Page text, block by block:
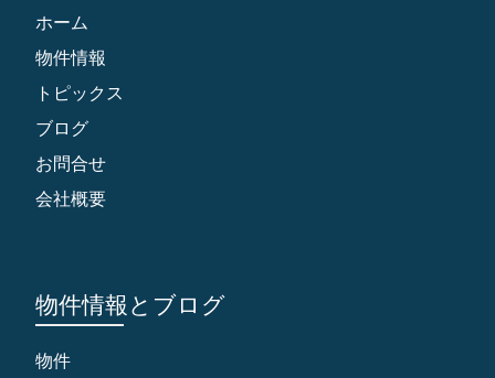
ホーム
物件情報
トピックス
ブログ
お問合せ
会社概要
物件情報とブログ
物件